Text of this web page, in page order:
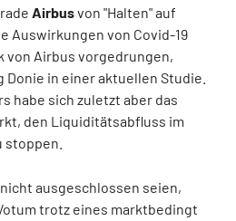
Airbusvon "Halten" auf
Auswirkungen von Covid-19
von Airbus vorgedrungen,
Donie in einer aktuellen Studie.
habe sich zuletzt aber das
den Liquiditätsabfluss im
stoppen.
ausgeschlossen seien,
trotz eines marktbedingt